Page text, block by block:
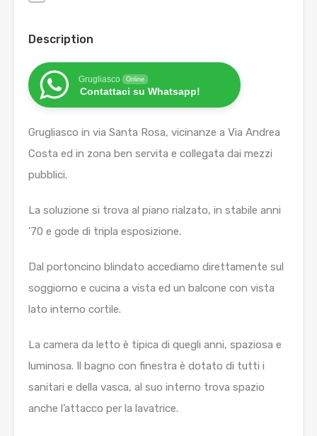
Description
Grugliasco Online
Contattaci su Whatsapp!
Grugliasco in via Santa Rosa, vicinanze a Via Andrea
Costa ed in zona ben servita e collegata dai mezzi
pubblici.
La soluzione si trova al piano rialzato, in stabile anni
’70 e gode di tripla esposizione.
Dal portoncino blindato accediamo direttamente sul
soggiorno e cucina a vista ed un balcone con vista
lato interno cortile.
La camera da letto è tipica di quegli anni, spaziosa e
luminosa. Il bagno con finestra è dotato di tutti i
sanitari e della vasca, al suo interno trova spazio
anche l’attacco per la lavatrice.